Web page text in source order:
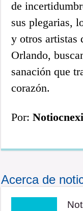
de
sus plegarias,
y otros artistas
Orlando,
sanación que
corazón.
Por:
Acerca de